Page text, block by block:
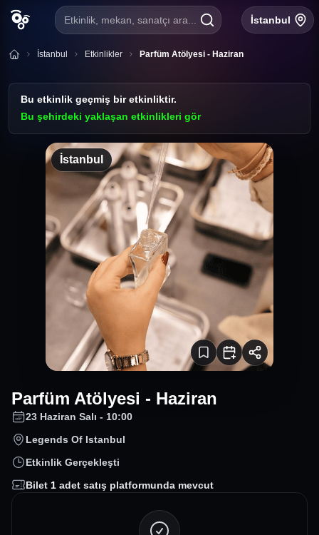
Etkinlik, mekan, sanatçı ara... İstanbul
İstanbul Etkinlikler Parfüm Atölyesi - Haziran
Bu etkinlik geçmiş bir etkinliktir.
Bu şehirdeki yaklaşan etkinlikleri gör
İstanbul
Parfüm Atölyesi - Haziran
23 Haziran Salı - 10:00
Legends Of Istanbul
Etkinlik Gerçekleşti
Bilet 1 adet satış platformunda mevcut